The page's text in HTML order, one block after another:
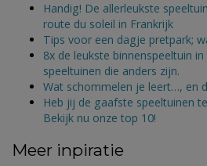
Handig! De allerleukste
route du soleil in Frankrijk
Tips voor een dagje pretpark;
8x de leukste binnenspeeltuin
speeltuinen die anders zijn.
Wat schommelen je leert…, en
Heb jij de gaafste speeltuinen
Bekijk nu onze top 10!
Meer inpiratie